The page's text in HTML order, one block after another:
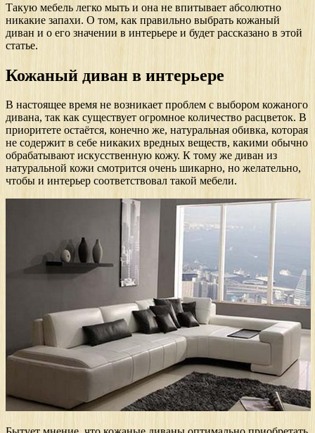
Такую мебель легко мыть и она не впитывает абсолютно
никакие запахи. О том, как правильно выбрать кожаный
диван и о его значении в интерьере и будет рассказано в этой
статье.
Кожаный диван в интерьере
В настоящее время не возникает проблем с выбором кожаного
дивана, так как существует огромное количество расцветок. В
приоритете остаётся, конечно же, натуральная обивка, которая
не содержит в себе никаких вредных веществ, какими обычно
обрабатывают искусственную кожу. К тому же диван из
натуральной кожи смотрится очень шикарно, но желательно,
чтобы и интерьер соответствовал такой мебели.